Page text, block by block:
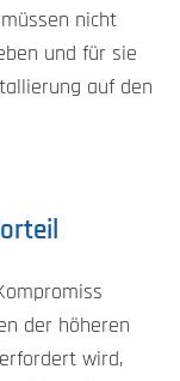
nicht
und für sie
auf den
der höheren
wird,